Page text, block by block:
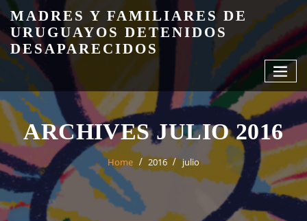
Skip
content
MADRES Y FAMILIARES DE
URUGUAYOS DETENIDOS
DESAPARECIDOS
ARCHIVES JULIO 2016
Home 2016 julio